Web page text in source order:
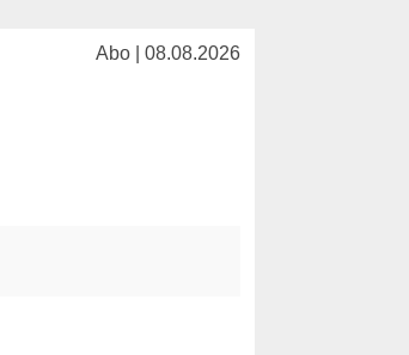
Abo | 08.08.2026